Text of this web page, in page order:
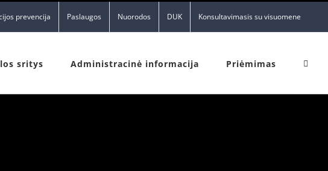
prevencija Paslaugos Nuorodos DUK Konsultavimasis su visuomene
sritys Administracinė informacija Priėmimas